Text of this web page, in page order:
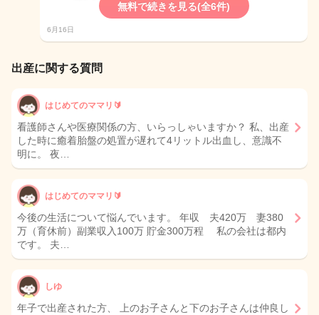
無料で続きを見る(全6件)
6月16日
出産に関する質問
はじめてのママリ🔰
看護師さんや医療関係の方、いらっしゃいますか？ 私、出産
した時に癒着胎盤の処置が遅れて4リットル出血し、意識不
明に。 夜…
はじめてのママリ🔰
今後の生活について悩んでいます。 年収 夫420万 妻380
万（育休前）副業収入100万 貯金300万程 私の会社は都内
です。 夫…
しゆ
年子で出産された方、 上のお子さんと下のお子さんは仲良し